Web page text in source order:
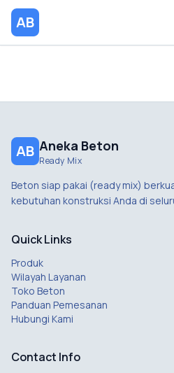
AB
AB Aneka Beton
Ready Mix
Beton siap pakai (ready mix)
kebutuhan konstruksi Anda di
Quick Links
Produk
Wilayah Layanan
Toko Beton
Panduan Pemesanan
Hubungi Kami
Contact Info